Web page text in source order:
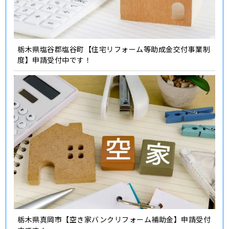
栃木県塩谷郡塩谷町【住宅リフォーム等助成金交付事業制
度】申請受付中です！
栃木県真岡市【空き家バンクリフォーム補助金】申請受付